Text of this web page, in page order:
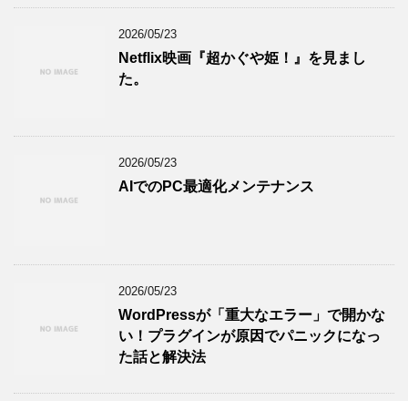
2026/05/23
Netflix映画『超かぐや姫！』を見まし
た。
2026/05/23
AIでのPC最適化メンテナンス
2026/05/23
WordPressが「重大なエラー」で開かな
い！プラグインが原因でパニックになっ
た話と解決法